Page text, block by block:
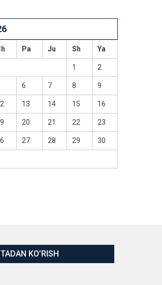
Pa Ju Sh Ya
1 2
6 7 8 9
13 14 15 16
20 21 22 23
27 28 29 30
KO’RISH